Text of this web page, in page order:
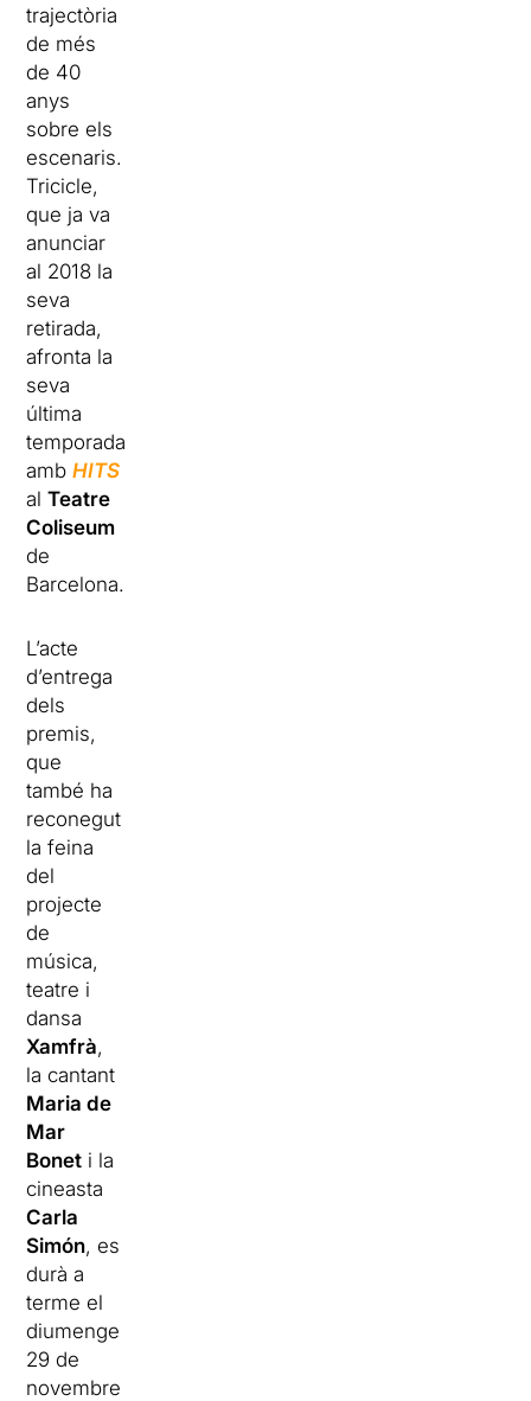
trajectòria
de més
de 40
anys
sobre els
escenaris.
Tricicle,
que ja va
anunciar
al 2018 la
seva
retirada,
afronta la
seva
última
temporada
ambHITS
alTeatre
Coliseum
de
Barcelona.
L’acte
d’entrega
dels
premis,
que
també ha
reconegut
la feina
del
projecte
de
música,
teatre i
dansa
Xamfrà,
la cantant
Maria de
Mar
Bonet i la
cineasta
Carla
Simón, es
durà a
terme el
diumenge
29 de
novembre